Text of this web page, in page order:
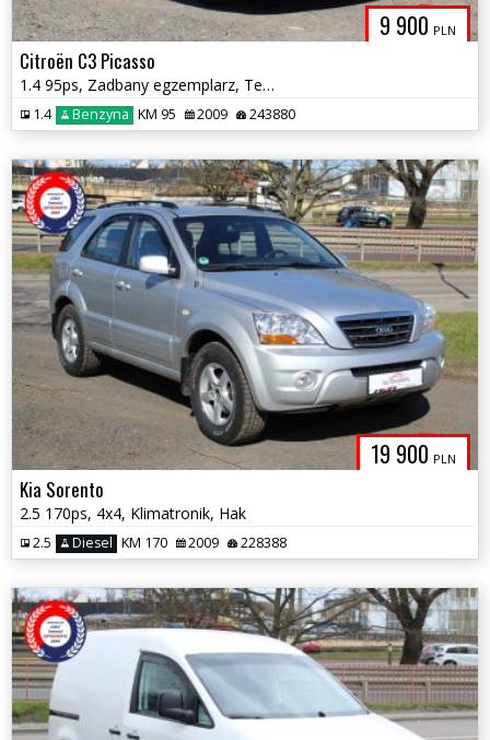
9 900 PLN
Citroën C3 Picasso
1.4 95ps, Zadbany egzemplarz, Tempomat, Hak
1.4 Benzyna KM 95 2009 243880
19 900 PLN
Kia Sorento
2.5 170ps, 4x4, Klimatronik, Hak
2.5 Diesel KM 170 2009 228388